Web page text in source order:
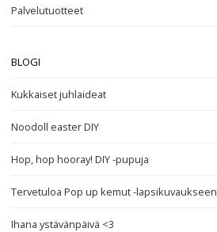
Palvelutuotteet
BLOGI
Kukkaiset juhlaideat
Noodoll easter DIY
Hop, hop hooray! DIY -pupuja
Tervetuloa Pop up kemut -lapsikuvaukseen
Ihana ystävänpäivä <3